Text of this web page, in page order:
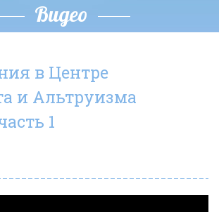
Видео
в Центре
и Альтруизма
1